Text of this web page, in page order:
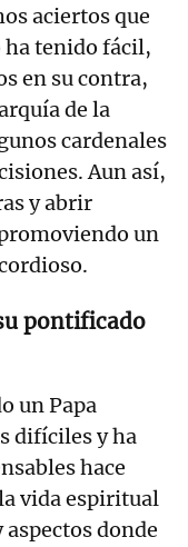
aciertos que
ha tenido fácil,
en su contra,
de la
cardenales
Aun así,
y abrir
un
pontificado
un Papa
difíciles y ha
hace
vida espiritual
donde